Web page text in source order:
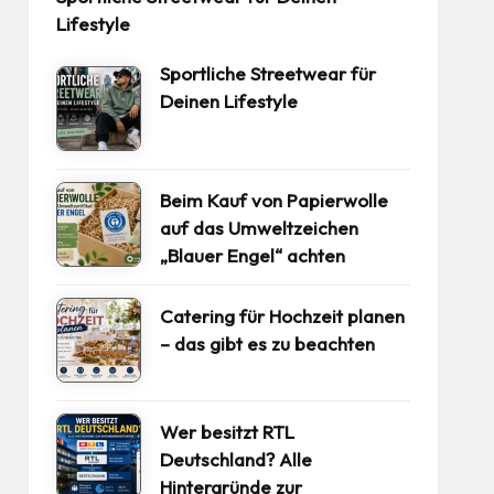
Lifestyle
Sportliche Streetwear für
Deinen Lifestyle
Beim Kauf von Papierwolle
auf das Umweltzeichen
„Blauer Engel“ achten
Catering für Hochzeit planen
– das gibt es zu beachten
Wer besitzt RTL
Deutschland? Alle
Hintergründe zur